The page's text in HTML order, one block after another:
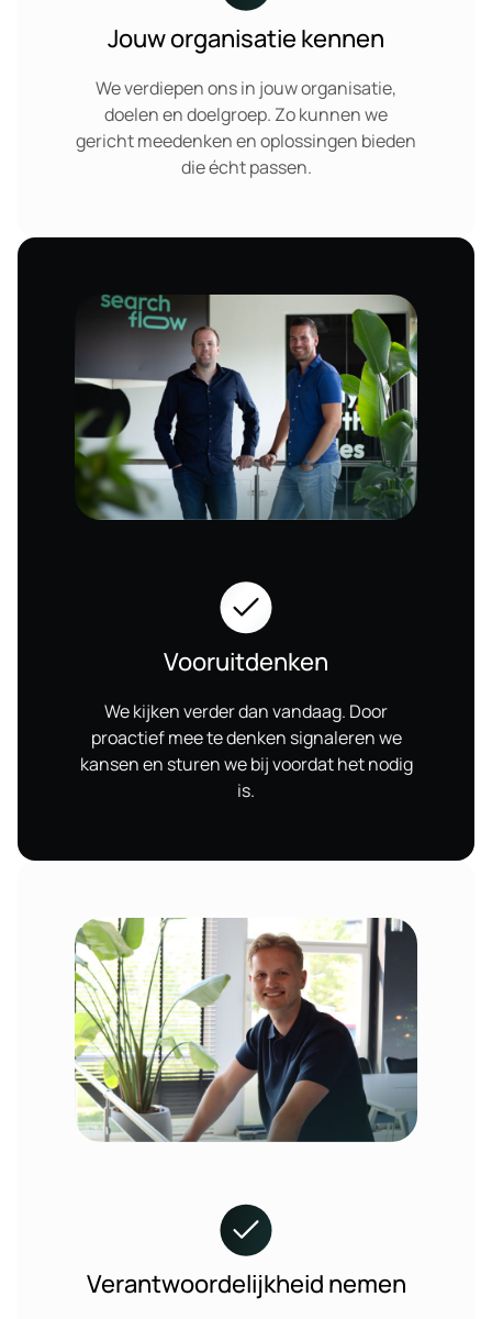
Jouw organisatie kennen
We verdiepen ons in jouw organisatie,
doelen en doelgroep. Zo kunnen we
gericht meedenken en oplossingen bieden
die écht passen.
Vooruitdenken
We kijken verder dan vandaag. Door
proactief mee te denken signaleren we
kansen en sturen we bij voordat het nodig
is.
Verantwoordelijkheid nemen